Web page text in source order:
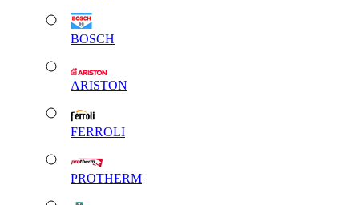
BOSCH
ARISTON
FERROLI
PROTHERM